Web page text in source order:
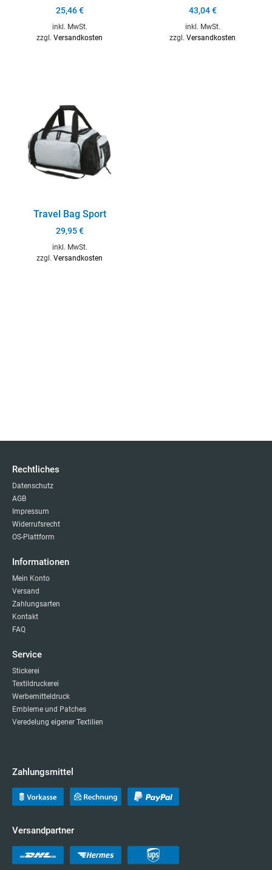
25,46€
inkl. MwSt.
zzgl. Versandkosten
43,04€
inkl. MwSt.
zzgl. Versandkosten
Travel Bag Sport
29,95€
inkl. MwSt.
zzgl. Versandkosten
Rechtliches
Datenschutz
AGB
Impressum
Widerrufsrecht
OS-Plattform
Informationen
Mein Konto
Versand
Zahlungsarten
Kontakt
FAQ
Service
Stickerei
Textildruckerei
Werbemitteldruck
Embleme und Patches
Veredelung eigener Textilien
Zahlungsmittel
Versandpartner